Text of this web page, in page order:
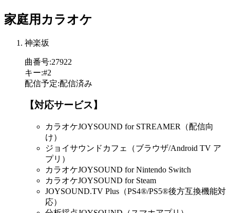
家庭用カラオケ
神楽坂
曲番号:27922
キー:#2
配信予定:配信済み
【対応サービス】
カラオケJOYSOUND for STREAMER（配信向
け）
ジョイサウンドカフェ（ブラウザ/Android TV ア
プリ）
カラオケJOYSOUND for Nintendo Switch
カラオケJOYSOUND for Steam
JOYSOUND.TV Plus（PS4®/PS5®後方互換機能対
応）